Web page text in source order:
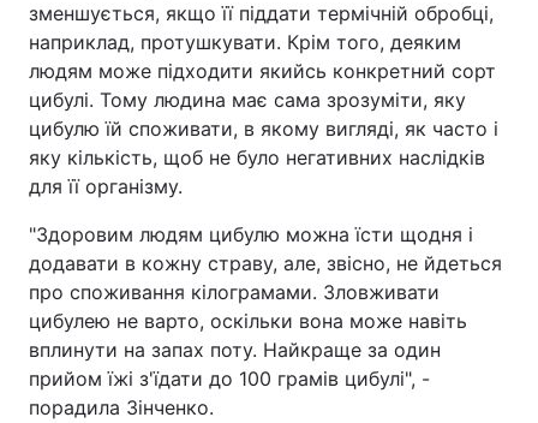
зменшується, якщо її піддати термічній обробці,
наприклад, протушкувати. Крім того, деяким
людям може підходити якийсь конкретний сорт
цибулі. Тому людина має сама зрозуміти, яку
цибулю їй споживати, в якому вигляді, як часто і
яку кількість, щоб не було негативних наслідків
для її організму.
"Здоровим людям цибулю можна їсти щодня і
додавати в кожну страву, але, звісно, не йдеться
про споживання кілограмами. Зловживати
цибулею не варто, оскільки вона може навіть
вплинути на запах поту. Найкраще за один
прийом їжі з'їдати до 100 грамів цибулі", -
порадила Зінченко.